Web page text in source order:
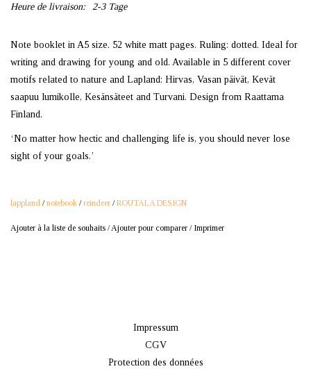
Heure de livraison:
2-3 Tage
Note booklet in A5 size. 52 white matt pages. Ruling: dotted. Ideal for
writing and drawing for young and old. Available in 5 different cover
motifs related to nature and Lapland: Hirvas, Vasan päivät, Kevät
saapuu lumikolle, Kesänsäteet and Turvani. Design from Raattama
Finland.
‘No matter how hectic and challenging life is, you should never lose
sight of your goals.’
lappland /notebook /reindeer /ROUTALA DESIGN
Ajouter à la liste de souhaits /Ajouter pour comparer / Imprimer
Impressum
CGV
Protection des données